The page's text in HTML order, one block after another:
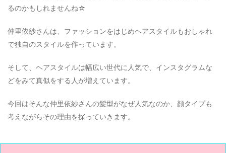
るのかもしれませんね☆
仲里依紗さんは、ファッションをはじめヘアスタイルもおしゃれ
で独自のスタイルを作っています。
そして、ヘアスタイルは幅広い世代に人気で、インスタグラムな
どをみて真似をする人が増えています。
今回はそんな仲里依紗さんの髪型がなぜ人気なのか、顔タイプも
考えながらその理由を探っていきます。